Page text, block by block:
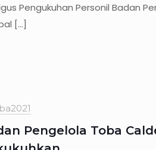
Pengukuhan Personil Badan
[…]
Pengelola Toba